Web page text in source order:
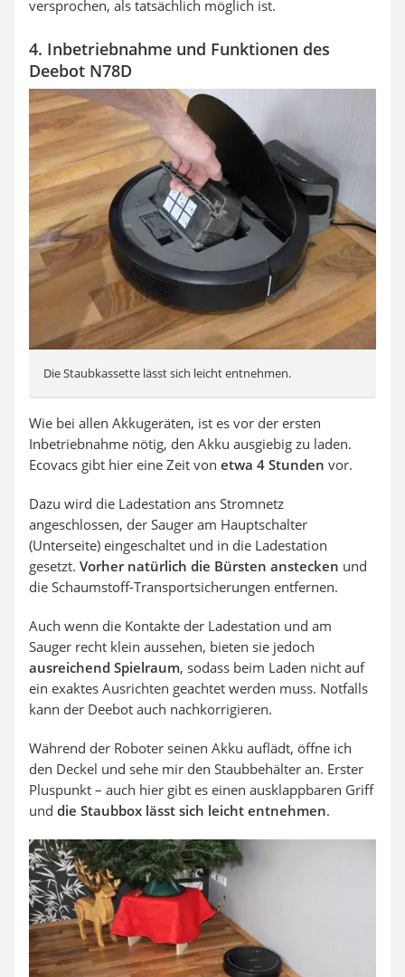
versprochen, als tatsächlich möglich ist.
4. Inbetriebnahme und Funktionen des
Deebot N78D
Die Staubkassette lässt sich leicht entnehmen.
Wie bei allen Akkugeräten, ist es vor der ersten
Inbetriebnahme nötig, den Akku ausgiebig zu laden.
Ecovacs gibt hier eine Zeit von etwa 4 Stunden vor.
Dazu wird die Ladestation ans Stromnetz
angeschlossen, der Sauger am Hauptschalter
(Unterseite) eingeschaltet und in die Ladestation
gesetzt. Vorher natürlich die Bürsten anstecken und
die Schaumstoff-Transportsicherungen entfernen.
Auch wenn die Kontakte der Ladestation und am
Sauger recht klein aussehen, bieten sie jedoch
ausreichend Spielraum, sodass beim Laden nicht auf
ein exaktes Ausrichten geachtet werden muss. Notfalls
kann der Deebot auch nachkorrigieren.
Während der Roboter seinen Akku auflädt, öffne ich
den Deckel und sehe mir den Staubbehälter an. Erster
Pluspunkt – auch hier gibt es einen ausklappbaren Griff
und die Staubbox lässt sich leicht entnehmen.